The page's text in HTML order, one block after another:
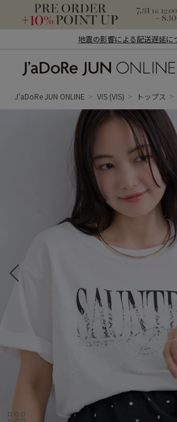
地震の影響による配送遅延に
ン オンライン）
J'aDoRe JUN ONLINE VIS (VIS) トップス